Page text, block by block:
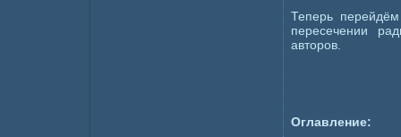
Теперь
пересечении
авторов.
Оглавление: